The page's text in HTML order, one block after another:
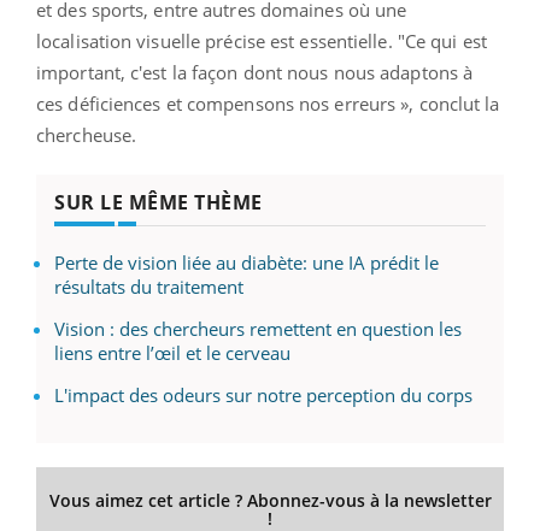
et des sports, entre autres domaines où une
localisation visuelle précise est essentielle. "Ce qui est
important, c'est la façon dont nous nous adaptons à
ces déficiences et compensons nos erreurs », conclut la
chercheuse.
SUR LE MÊME THÈME
Perte de vision liée au diabète: une IA prédit le
résultats du traitement
Vision : des chercheurs remettent en question les
liens entre l’œil et le cerveau
L'impact des odeurs sur notre perception du corps
Vous aimez cet article ? Abonnez-vous à la newsletter
!